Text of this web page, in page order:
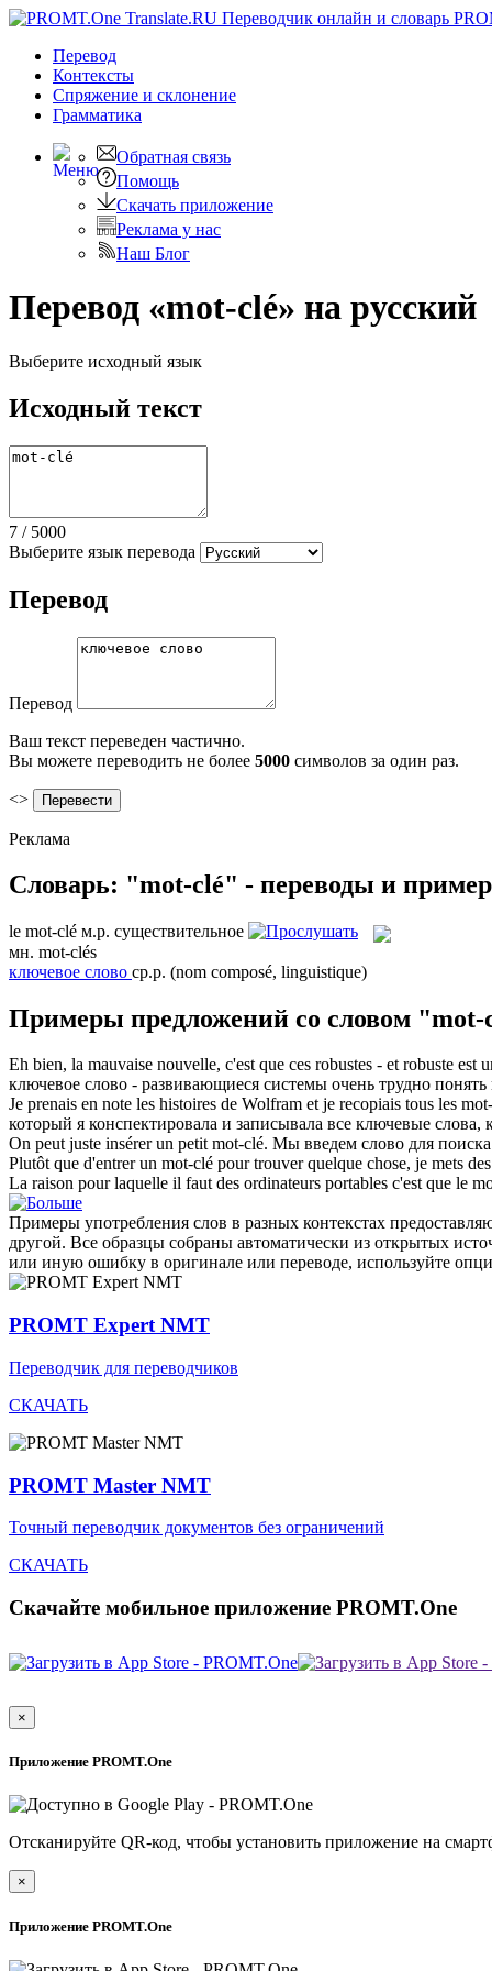
Перевод
Контексты
Спряжение и склонение
Грамматика
Обратная связь
Помощь
Скачать приложение
Реклама у нас
Наш Блог
Перевод «mot-clé» на русский
Выберите исходный язык
Исходный текст
7 / 5000
Выберите язык перевода
Перевод
Перевод
Ваш текст переведен частично.
Вы можете переводить не более 5000 символов за один раз.
<>
Реклама
Словарь: "mot-clé" - переводы и
le mot-clé м.р. существительное
мн. mot-clés
ключевое слово ср.р. (nom composé, linguistique)
Примеры предложений со словом
Eh bien, la mauvaise nouvelle, c'est que ces robustes - et robuste est
ключевое слово - развивающиеся системы очень трудно понять
Je prenais en note les histoires de Wolfram et je recopiais tous les
который я конспектировала и записывала все ключевые слова,
On peut juste insérer un petitmot-clé. Мы введем слово для
Plutôt que d'entrer un mot-clé pour trouver quelque chose, je mets
La raison pour laquelle il faut des ordinateurs portables c'est que le
Примеры употребления слов в разных контекстах
другой. Все образцы собраны автоматически из открытых
или иную ошибку в оригинале или переводе, используйте
PROMT Expert NMT
Переводчик для переводчиков
СКАЧАТЬ
PROMT Master NMT
Точный переводчик документов без ограничений
СКАЧАТЬ
Скачайте мобильное приложение PROMT.One
×
Приложение PROMT.One
Отсканируйте QR-код, чтобы установить приложение на
×
Приложение PROMT.One